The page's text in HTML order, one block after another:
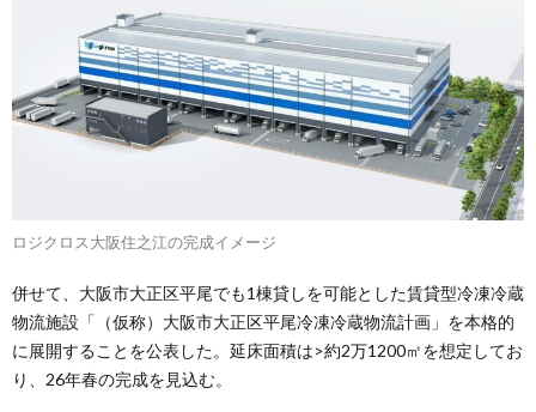
ロジクロス大阪住之江の完成イメージ
併せて、大阪市大正区平尾でも1棟貸しを可能とした賃貸型冷凍冷蔵
物流施設「（仮称）大阪市大正区平尾冷凍冷蔵物流計画」を本格的
に展開することを公表した。延床面積は>約2万1200㎡を想定してお
り、26年春の完成を見込む。